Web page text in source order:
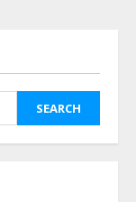
SEARCH